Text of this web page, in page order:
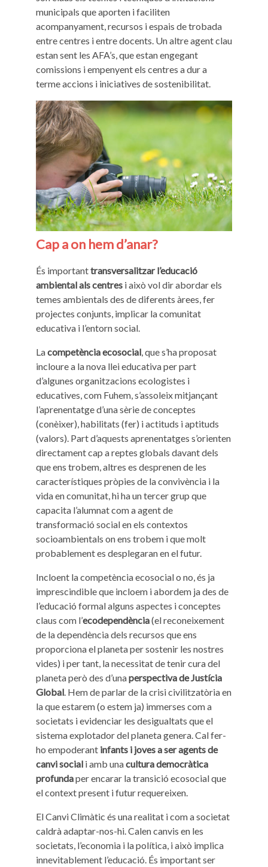
municipals que aporten i faciliten
acompanyament, recursos i espais de trobada
entre centres i entre docents. Un altre agent clau
estan sent les AFA’s, que estan engegant
comissions i empenyent els centres a dur a
terme accions i iniciatives de sostenibilitat.
Cap a on hem d’anar?
És importanttransversalitzar l’educació
ambiental als centres i això vol dir abordar els
temes ambientals des de diferents àrees, fer
projectes conjunts, implicar la comunitat
educativa i l’entorn social.
Lacompetència ecosocial, que s’ha proposat
incloure a la nova llei educativa per part
d’algunes organitzacions ecologistes i
educatives, com Fuhem, s’assoleix mitjançant
l’aprenentatge d’una sèrie de conceptes
(conèixer), habilitats (fer) i actituds i aptituds
(valors). Part d’aquests aprenentatges s’orienten
directament cap a reptes globals davant dels
que ens trobem, altres es desprenen de les
característiques pròpies de la convivència i la
vida en comunitat, hi ha un tercer grup que
capacita l’alumnat com a agent de
transformació social en els contextos
socioambientals on ens trobem i que molt
probablement es desplegaran en el futur.
Incloent la competència ecosocial o no, és ja
imprescindible que incloem i abordem ja des de
l’educació formal alguns aspectes i conceptes
claus com l’ecodependència(el reconeixement
de la dependència dels recursos que ens
proporciona el planeta per sostenir les nostres
vides) i per tant, la necessitat de tenir cura del
planeta però des d’unaperspectiva de Justícia
Global. Hem de parlar de la crisi civilitzatòria en
la que estarem (o estem ja) immerses com a
societats i evidenciar les desigualtats que el
sistema explotador del planeta genera. Cal fer-
ho empoderant infants i joves a ser agents de
canvi social i amb unacultura democràtica
profundaper encarar la transició ecosocial que
el context present i futur requereixen.
El Canvi Climàtic és una realitat i com a societat
caldrà adaptar-nos-hi. Calen canvis en les
societats, l’economia i la política, i això implica
innevitablement l’educació. És important ser